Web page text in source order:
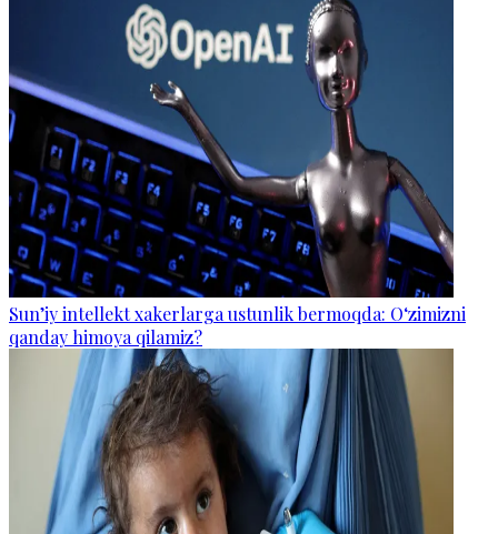
Sun’iy intellekt xakerlarga ustunlik bermoqda: O‘zimizni
qanday himoya qilamiz?